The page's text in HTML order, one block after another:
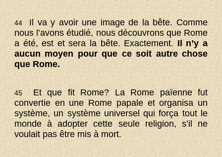
44Il va y avoir une image de la bête. Comme
nous l’avons étudié, nous découvrons que Rome
a été, est et sera la bête. Exactement. Il n’y a
aucun moyen pour que ce soit autre chose
que Rome.
45Et que fit Rome? La Rome païenne fut
convertie en une Rome papale et organisa un
système, un système universel qui força tout le
monde à adopter cette seule religion, s’il ne
voulait pas être mis à mort.